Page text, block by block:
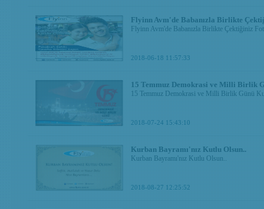
Flyinn Avm'de Babanızla Birlikte
Flyinn Avm'de Babanızla Birlikte Çektiğiniz
2018-06-18 11:57:33
15 Temmuz Demokrasi ve Milli Birlik
15 Temmuz Demokrasi ve Milli Birlik Günü
2018-07-24 15:43:10
Kurban Bayramı'nız Kutlu Olsun..
Kurban Bayramı'nız Kutlu Olsun..
2018-08-27 12:25:52